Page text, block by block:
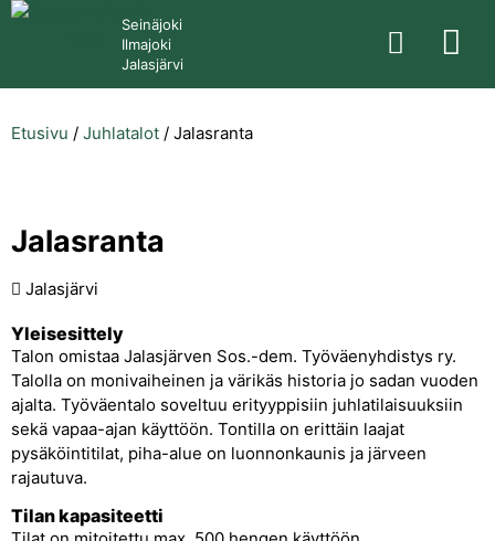
Seinäjoki
Ilmajoki
Jalasjärvi
Etusivu / Juhlatalot / Jalasranta
Jalasranta
Jalasjärvi
Yleisesittely
Talon omistaa Jalasjärven Sos.-dem. Työväenyhdistys ry.
Talolla on monivaiheinen ja värikäs historia jo sadan vuoden
ajalta. Työväentalo soveltuu erityyppisiin juhlatilaisuuksiin
sekä vapaa-ajan käyttöön. Tontilla on erittäin laajat
pysäköintitilat, piha-alue on luonnonkaunis ja järveen
rajautuva.
Tilan kapasiteetti